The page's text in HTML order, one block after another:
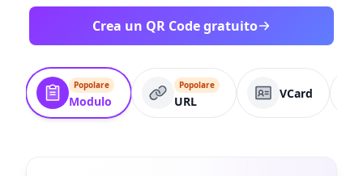
Crea un QR Code gratuito
Popolare
Modulo
Popolare
URL
VCard